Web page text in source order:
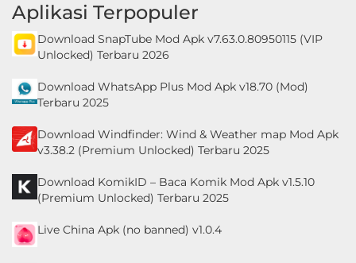
Aplikasi Terpopuler
Download SnapTube Mod Apk v7.63.0.80950115 (VIP
Unlocked) Terbaru 2026
Download WhatsApp Plus Mod Apk v18.70 (Mod)
Terbaru 2025
Download Windfinder: Wind & Weather map Mod Apk
v3.38.2 (Premium Unlocked) Terbaru 2025
Download KomikID – Baca Komik Mod Apk v1.5.10
(Premium Unlocked) Terbaru 2025
Live China Apk (no banned) v1.0.4